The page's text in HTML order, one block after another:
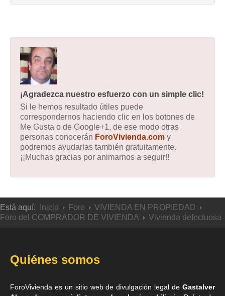
¡Agradezca nuestro esfuerzo con un simple clic!
Si le hemos resultado útiles puede
correspondernos haciendo clic en los botones de
Me Gusta o de Google+1, de ese modo otras
personas conocerán ForoVivienda.com y
podremos ayudarlas también gratuitamente.
¡¡Muchas gracias por animarnos a seguir!!
Está aquí: Inicio Foro
VIVIENDA EN PROPIEDAD
Foro del COMPRADOR DE VIVIENDA
Vivienda defectuosa
Quiénes somos
ForoVivienda es un sitio web de divulgación legal de Gastalver